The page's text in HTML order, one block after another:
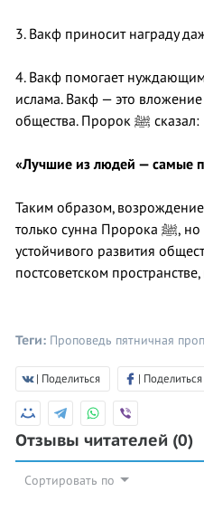
3. Вакф приносит награду
4. Вакф помогает
ислама. Вакф — это
общества. Пророк ﷺ сказал:
«Лучшие из людей — самые
Таким образом,
только сунна Пророка ﷺ, но и необходимость для
устойчивого развития
постсоветском
Теги: Проповедь пятничная
| Поделиться | Поделиться
Отзывы читателей (0)
Сортировать по